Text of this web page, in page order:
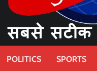
POLITICS SPORTS